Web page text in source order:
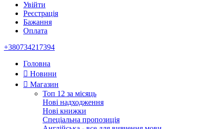
Увійти
Реєстрація
Бажання
Оплата
+380734217394
Головна
Новини
Магазин
Топ 12 за місяць
Нові надходження
Нові книжки
Спеціальна пропозиція